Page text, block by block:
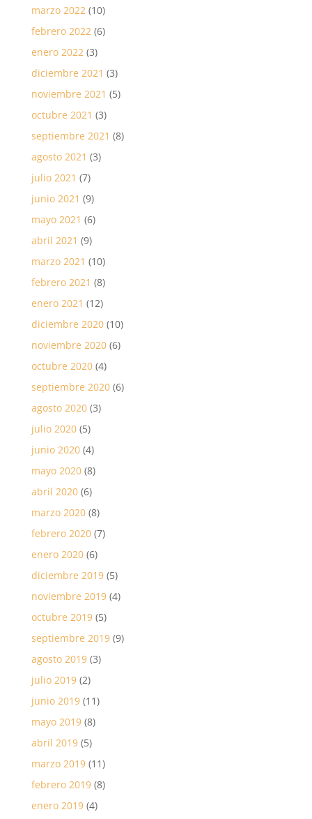
marzo 2022(10)
febrero 2022(6)
enero 2022(3)
diciembre 2021 (3)
noviembre 2021 (5)
octubre 2021 (3)
septiembre 2021 (8)
agosto 2021 (3)
julio 2021 (7)
junio 2021 (9)
mayo 2021 (6)
abril 2021 (9)
marzo 2021 (10)
febrero 2021 (8)
enero 2021 (12)
diciembre 2020(10)
noviembre 2020(6)
octubre 2020(4)
septiembre 2020(6)
agosto 2020(3)
julio 2020(5)
junio 2020(4)
mayo 2020(8)
abril 2020(6)
marzo 2020(8)
febrero 2020(7)
enero 2020(6)
diciembre 2019(5)
noviembre 2019(4)
octubre 2019(5)
septiembre 2019(9)
agosto 2019(3)
julio 2019(2)
junio 2019(11)
mayo 2019(8)
abril 2019(5)
marzo 2019(11)
febrero 2019(8)
enero 2019(4)